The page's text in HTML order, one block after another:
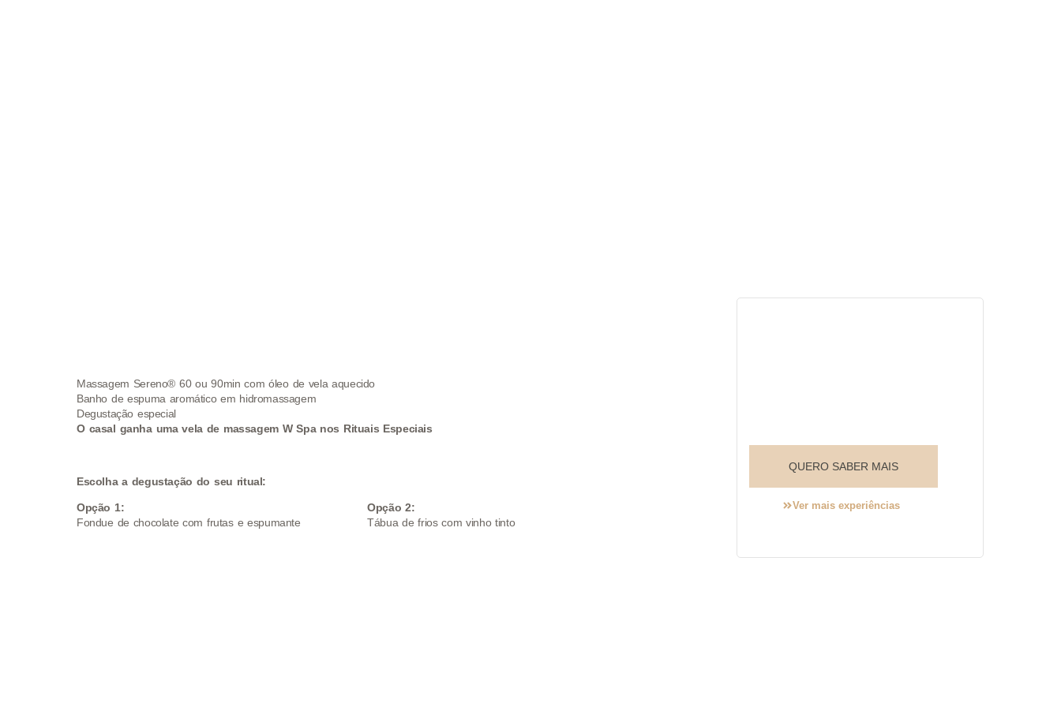
Massagem Sereno® 60 ou 90min com óleo de vela aquecido
Banho de espuma aromático em hidromassagem
Degustação especial
O casal ganha uma vela de massagem W Spa nos Rituais Especiais
Escolha a degustação do seu ritual:
Opção 1:
Fondue de chocolate com frutas e espumante
Opção 2:
Tábua de frios com vinho tinto
QUERO SABER MAIS
Ver mais experiências